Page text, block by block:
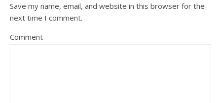
Save my name, email, and website in this browser for the
next time I comment.
Comment